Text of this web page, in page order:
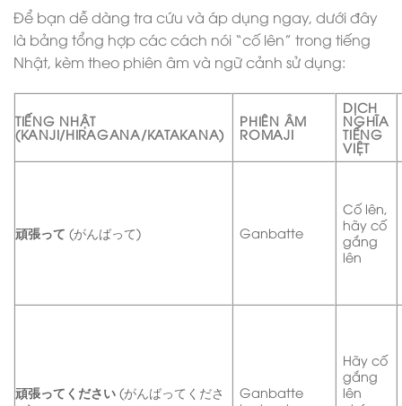
Để bạn dễ dàng tra cứu và áp dụng ngay, dưới đây
là bảng tổng hợp các cách nói “cố lên” trong tiếng
Nhật, kèm theo phiên âm và ngữ cảnh sử dụng:
TIẾNG NHẬT
(KANJI/HIRAGANA/KATAKANA)
PHIÊN ÂM
ROMAJI
DỊCH
NGHĨA
TIẾNG
VIỆT
頑張って (がんばって) Ganbatte
Cố lên,
hãy cố
gắng
lên
頑張ってください (がんばってくださ
Ganbatte
Hãy cố
gắng
lên